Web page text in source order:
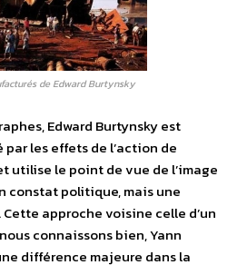
de Edward Burtynsky
Edward Burtynsky est
les effets de l’action de
utilise le point de vue de l’image
constat politique, mais une
approche voisine celle d’un
connaissons bien, Yann
différence majeure dans la